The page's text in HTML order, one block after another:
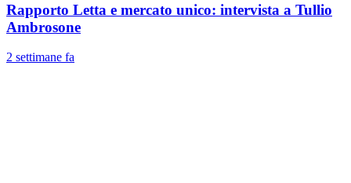
Rapporto Letta e mercato unico: intervista a Tullio
Ambrosone
2 settimane fa